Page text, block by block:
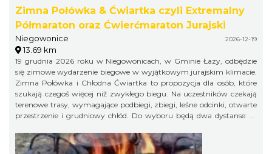
Zimna Połówka & Ćwiartka czyli Extremalny
Półmaraton oraz Ćwierćmaraton Jurajski
Niegowonice 2026-12-19
13.69 km
19 grudnia 2026 roku w Niegowonicach, w Gminie Łazy, odbędzie
się zimowe wydarzenie biegowe w wyjątkowym jurajskim klimacie.
Zimna Połówka i Chłodna Ćwiartka to propozycja dla osób, które
szukają czegoś więcej niż zwykłego biegu. Na uczestników czekają
terenowe trasy, wymagające podbiegi, zbiegi, leśne odcinki, otwarte
przestrzenie i grudniowy chłód. Do wyboru będą dwa dystanse: 21
jako Extremalny Ćwierćmaraton Jurajski. Krótszy dystans jest
przeznaczony zarówno dla biegaczy, jak i miłośników nordic